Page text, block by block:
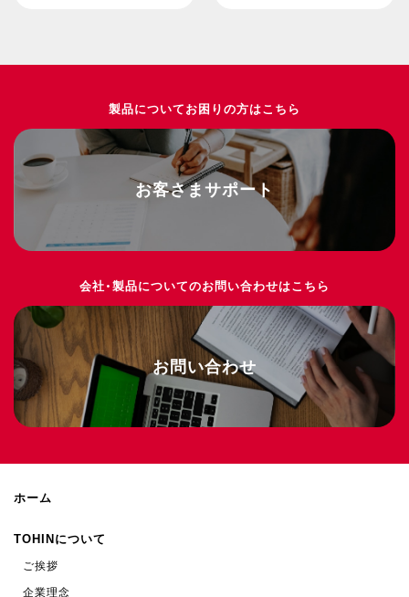
製品についてお困りの方はこちら
お客さまサポート
会社・製品についてのお問い合わせはこちら
お問い合わせ
ホーム
TOHINについて
ご挨拶
企業理念